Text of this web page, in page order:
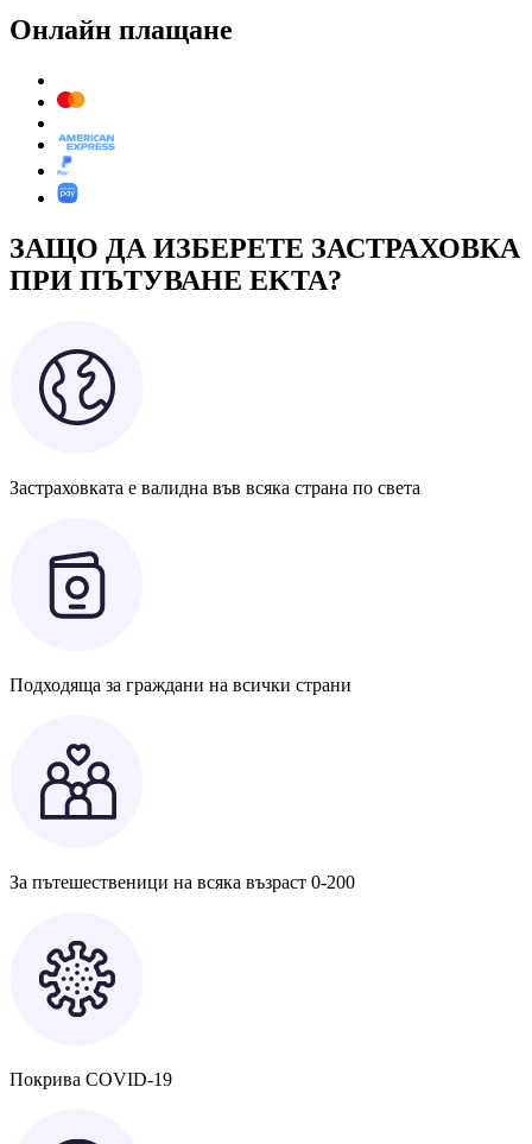
Онлайн плащане
ЗАЩО ДА ИЗБЕРЕТЕ ЗАСТРАХОВКА
ПРИ ПЪТУВАНЕ EKTA?
Застраховката е валидна във всяка страна по света
Подходяща за граждани на всички страни
За пътешественици на всяка възраст 0-200
Покрива COVID-19